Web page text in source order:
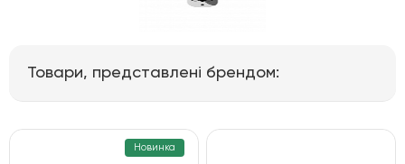
Товари, представлені брендом:
Новинка